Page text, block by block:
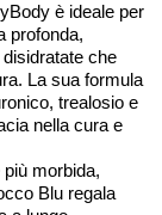
è ideale per
profonda,
che
La sua formula
trealosio e
nella cura e
morbida,
Blu regala